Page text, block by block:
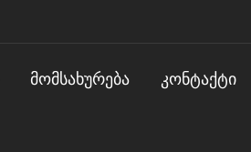
ᲛᲝᲛᲡᲐᲮᲣᲠᲔᲑᲐ ᲙᲝᲜᲢᲐᲥᲢᲘ